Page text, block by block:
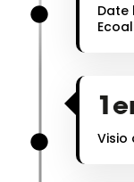
Date
Visio